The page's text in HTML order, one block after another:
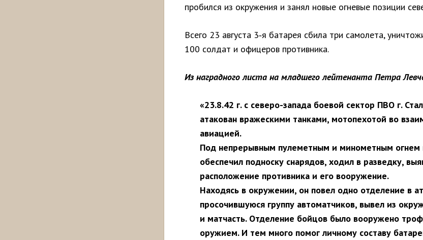
пробился из окружения и занял новые огневые позиции
Всего 23 августа 3‑я батарея сбила три самолета,
100 солдат и офицеров противника.
Из наградного листа на младшего лейтенанта Петра
«23.8.42 г. с северо-запада боевой сектор ПВО г.
атакован вражескими танками, мотопехотой во
авиацией.
Под непрерывным пулеметным и минометным огнем
обеспечил подноску снарядов, ходил в разведку,
расположение противника и его вооружение.
Находясь в окружении, он повел одно отделение в
просочившуюся группу автоматчиков, вывел из
и матчасть. Отделение бойцов было вооружено
оружием. И тем много помог личному составу